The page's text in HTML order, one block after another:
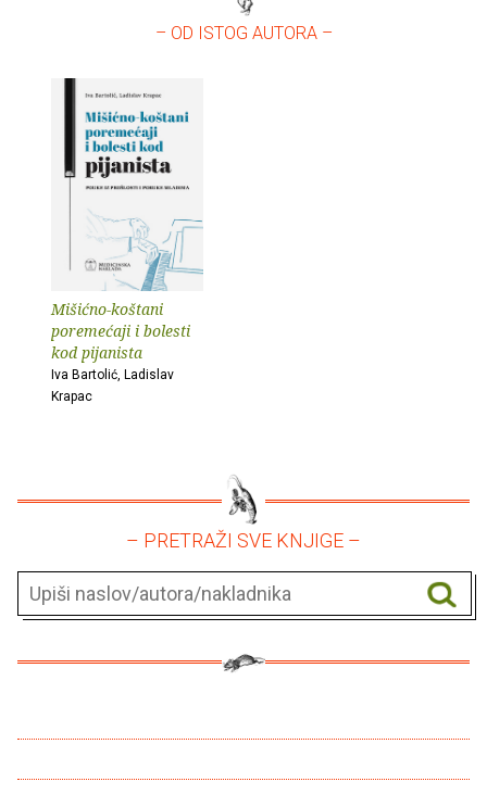
– OD ISTOG AUTORA –
Mišićno-koštani
poremećaji i bolesti
kod pijanista
Iva Bartolić, Ladislav
Krapac
– PRETRAŽI SVE KNJIGE –